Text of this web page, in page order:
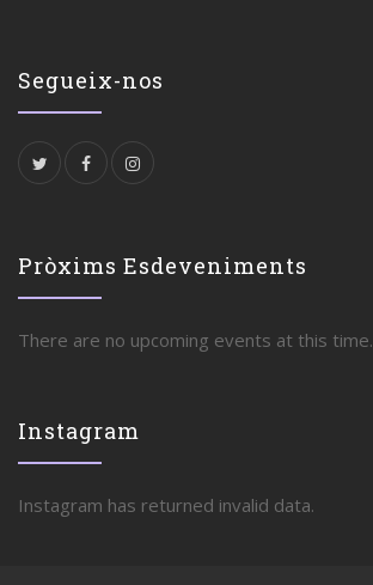
Segueix-nos
Pròxims Esdeveniments
There are no upcoming events at this time.
Instagram
Instagram has returned invalid data.